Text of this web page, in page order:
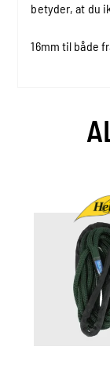
betyder, at du
16mm til både